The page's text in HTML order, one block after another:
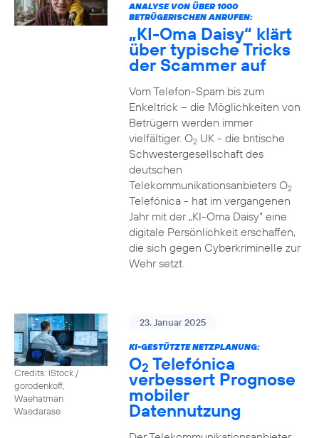
ANALYSE VON ÜBER 1000
BETRÜGERISCHEN ANRUFEN:
„KI-Oma Daisy“ klärt
über typische Tricks
der Scammer auf
Vom Telefon-Spam bis zum
Enkeltrick – die Möglichkeiten von
Betrügern werden immer
vielfältiger. O2UK - die britische
Schwestergesellschaft des
deutschen
Telekommunikationsanbieters O2
Telefónica - hat im vergangenen
Jahr mit der „KI-Oma Daisy“ eine
digitale Persönlichkeit erschaffen,
die sich gegen Cyberkriminelle zur
Wehr setzt.
Credits: iStock /
gorodenkoff,
Waehatman
Waedarase
23. Januar 2025
KI-GESTÜTZTE NETZPLANUNG:
O2 Telefónica
verbessert Prognose
mobiler
Datennutzung